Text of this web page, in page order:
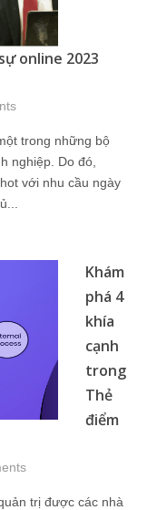
online 2023
trong những bộ
nghiệp. Do đó,
với nhu cầu ngày
Khám
phá 4
khía
cạnh
trong
Thẻ
điểm
trị được các nhà